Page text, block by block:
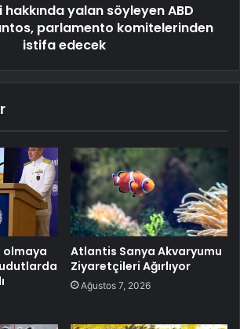
yalan söyleyen ABD
parlamento komitelerinden
istifa edecek
olmaya
Atlantis Sanya Akvaryumu
Ziyaretçileri Ağırlıyor
Ağustos 7, 2026